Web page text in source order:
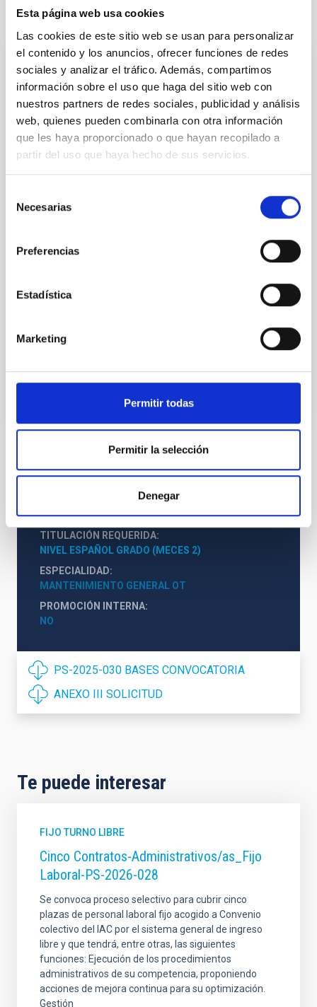
Esta página web usa cookies
Las cookies de este sitio web se usan para personalizar
el contenido y los anuncios, ofrecer funciones de redes
sociales y analizar el tráfico. Además, compartimos
información sobre el uso que haga del sitio web con
nuestros partners de redes sociales, publicidad y análisis
web, quienes pueden combinarla con otra información
que les haya proporcionado o que hayan recopilado a
partir del uso que haya hecho de sus servicios.
Necesarias
Preferencias
Estadística
Marketing
Permitir todas
Permitir la selección
Denegar
Tribunal titular
Presidente/a Sr. Héctor Quintero Arocha
Instituto de Astrofísica de
Jefe/a Departamento
Jefe/a Departamento
RESUELTO
GESTIÓN ADMINISTRATIVA
TITULACIÓN REQUERIDA
NIVEL ESPAÑOL GRADO (MECES 2)
ESPECIALIDAD
MANTENIMIENTO GENERAL OT
PROMOCIÓN INTERNA
NO
PS-2025-030 BASES CONVOCATORIA
ANEXO III SOLICITUD
Te puede interesar
FIJO TURNO LIBRE
Cinco Contratos-Administrativos/as_Fijo
Laboral-PS-2026-028
Se convoca proceso selectivo para cubrir cinco
plazas de personal laboral fijo acogido a Convenio
colectivo del IAC por el sistema general de ingreso
libre y que tendrá, entre otras, las siguientes
funciones: Ejecución de los procedimientos
administrativos de su competencia, proponiendo
acciones de mejora continua para su optimización.
Gestión